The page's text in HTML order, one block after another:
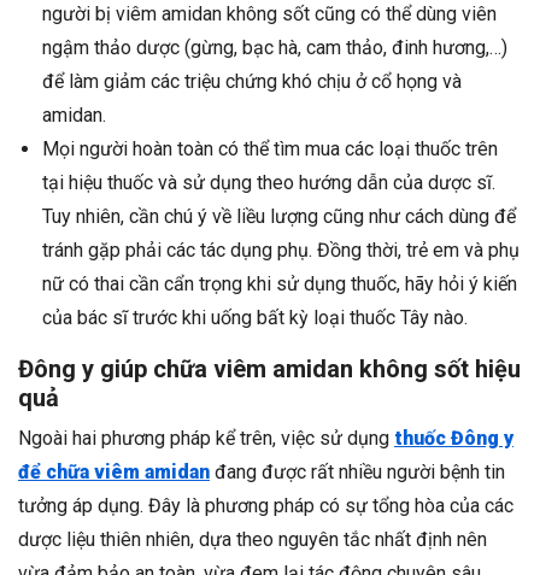
người bị viêm amidan không sốt cũng có thể dùng viên
ngậm thảo dược (gừng, bạc hà, cam thảo, đinh hương,…)
để làm giảm các triệu chứng khó chịu ở cổ họng và
amidan.
Mọi người hoàn toàn có thể tìm mua các loại thuốc trên
tại hiệu thuốc và sử dụng theo hướng dẫn của dược sĩ.
Tuy nhiên, cần chú ý về liều lượng cũng như cách dùng để
tránh gặp phải các tác dụng phụ. Đồng thời, trẻ em và phụ
nữ có thai cần cẩn trọng khi sử dụng thuốc, hãy hỏi ý kiến
của bác sĩ trước khi uống bất kỳ loại thuốc Tây nào.
Đông y giúp chữa viêm amidan không sốt hiệu
quả
Ngoài hai phương pháp kể trên, việc sử dụng thuốc Đông y
để chữa viêm amidan đang được rất nhiều người bệnh tin
tưởng áp dụng. Đây là phương pháp có sự tổng hòa của các
dược liệu thiên nhiên, dựa theo nguyên tắc nhất định nên